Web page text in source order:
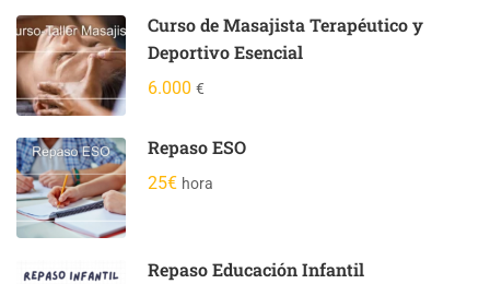
Curso de Masajista Terapéutico y
Deportivo Esencial
6.000 €
Repaso ESO
25€ hora
Repaso Educación Infantil